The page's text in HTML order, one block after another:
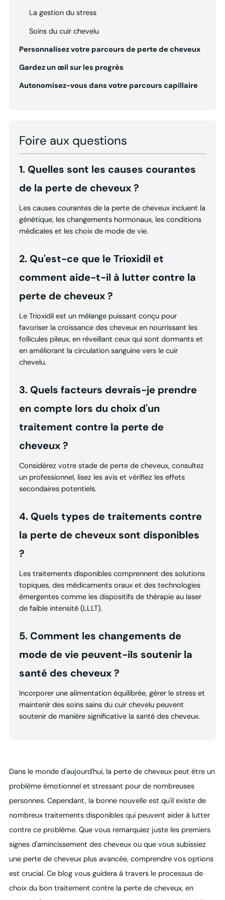
La gestion du stress
Soins du cuir chevelu
Personnalisez votre parcours de perte de cheveux
Gardez un œil sur les progrès
Autonomisez-vous dans votre parcours capillaire
Foire aux questions
1. Quelles sont les causes courantes
de la perte de cheveux ?
Les causes courantes de la perte de cheveux incluent la
génétique, les changements hormonaux, les conditions
médicales et les choix de mode de vie.
2. Qu'est-ce que le Trioxidil et
comment aide-t-il à lutter contre la
perte de cheveux ?
Le Trioxidil est un mélange puissant conçu pour
favoriser la croissance des cheveux en nourrissant les
follicules pileux, en réveillant ceux qui sont dormants et
en améliorant la circulation sanguine vers le cuir
chevelu.
3. Quels facteurs devrais-je prendre
en compte lors du choix d'un
traitement contre la perte de
cheveux ?
Considérez votre stade de perte de cheveux, consultez
un professionnel, lisez les avis et vérifiez les effets
secondaires potentiels.
4. Quels types de traitements contre
la perte de cheveux sont disponibles
?
Les traitements disponibles comprennent des solutions
topiques, des médicaments oraux et des technologies
émergentes comme les dispositifs de thérapie au laser
de faible intensité (LLLT).
5. Comment les changements de
mode de vie peuvent-ils soutenir la
santé des cheveux ?
Incorporer une alimentation équilibrée, gérer le stress et
maintenir des soins sains du cuir chevelu peuvent
soutenir de manière significative la santé des cheveux.
Dans le monde d'aujourd'hui, la perte de cheveux peut être un
problème émotionnel et stressant pour de nombreuses
personnes. Cependant, la bonne nouvelle est qu'il existe de
nombreux traitements disponibles qui peuvent aider à lutter
contre ce problème. Que vous remarquiez juste les premiers
signes d'amincissement des cheveux ou que vous subissiez
une perte de cheveux plus avancée, comprendre vos options
est crucial. Ce blog vous guidera à travers le processus de
choix du bon traitement contre la perte de cheveux, en